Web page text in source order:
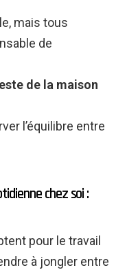
mais tous
de
de la maison
l’équilibre entre
chez soi :
pour le travail
à jongler entre